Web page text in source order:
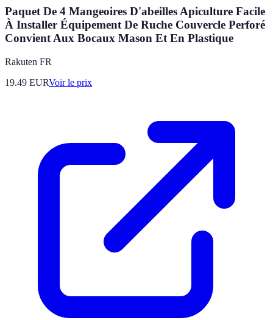
Paquet De 4 Mangeoires D'abeilles Apiculture Facile
À Installer Équipement De Ruche Couvercle Perforé
Convient Aux Bocaux Mason Et En Plastique
Rakuten FR
19.49 EURVoir le prix